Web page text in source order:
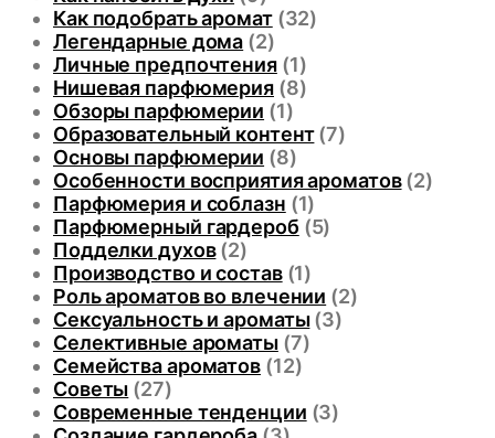
Как подобрать аромат(32)
Легендарные дома (2)
Личные предпочтения(1)
Нишевая парфюмерия(8)
Обзоры парфюмерии (1)
Образовательный контент(7)
Основы парфюмерии (8)
Особенности восприятия ароматов(2)
Парфюмерия и соблазн (1)
Парфюмерный гардероб (5)
Подделки духов(2)
Производство и состав(1)
Роль ароматов во влечении (2)
Сексуальность и ароматы(3)
Селективные ароматы(7)
Семейства ароматов(12)
Советы (27)
Современные тенденции (3)